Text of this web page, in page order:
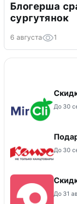
Блогерша
сургутянок
6 августа 1
До 30
До 30
До 31